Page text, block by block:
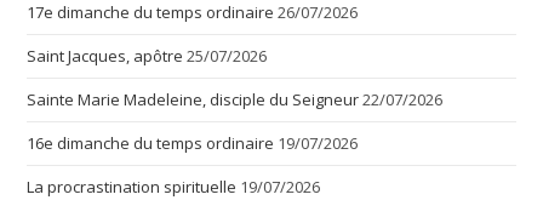
17e dimanche du temps ordinaire 26/07/2026
Saint Jacques, apôtre 25/07/2026
Sainte Marie Madeleine, disciple du Seigneur22/07/2026
16e dimanche du temps ordinaire 19/07/2026
La procrastination spirituelle 19/07/2026